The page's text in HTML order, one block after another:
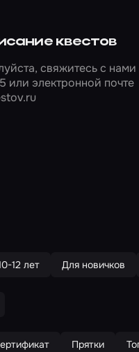
квестов
свяжитесь с нами
или электронной почте
12 лет Для новичков
Прятки